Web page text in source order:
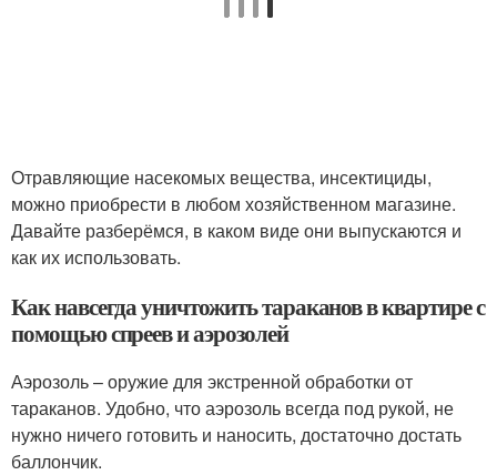
Отравляющие насекомых вещества, инсектициды,
можно приобрести в любом хозяйственном магазине.
Давайте разберёмся, в каком виде они выпускаются и
как их использовать.
Как навсегда уничтожить тараканов в квартире с
помощью спреев и аэрозолей
Аэрозоль – оружие для экстренной обработки от
тараканов. Удобно, что аэрозоль всегда под рукой, не
нужно ничего готовить и наносить, достаточно достать
баллончик.